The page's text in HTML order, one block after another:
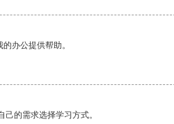
办公提供帮助。
的需求选择学习方式。